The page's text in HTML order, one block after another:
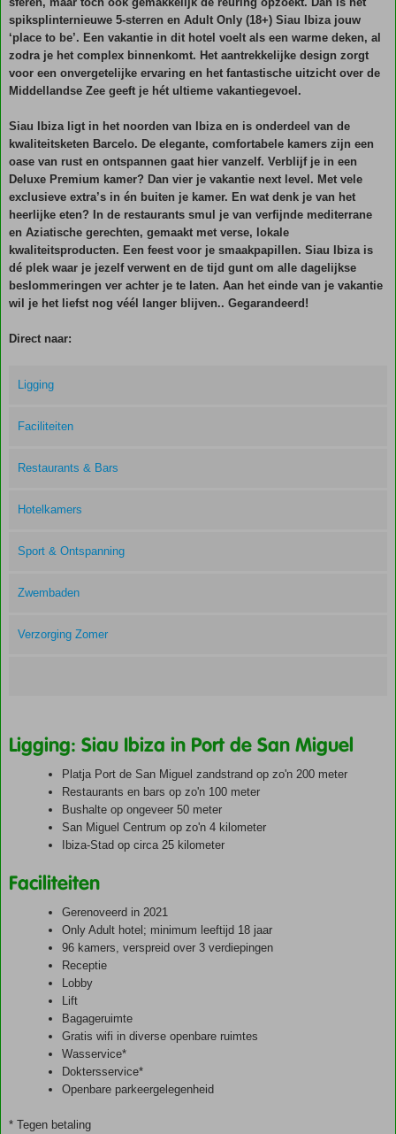
spiksplinternieuwe 5-sterren en Adult Only (18+) Siau Ibiza jouw
‘place to be’. Een vakantie in dit hotel voelt als een warme deken, al
zodra je het complex binnenkomt. Het aantrekkelijke design zorgt
voor een onvergetelijke ervaring en het fantastische uitzicht over de
Middellandse Zee geeft je hét ultieme vakantiegevoel.
Siau Ibiza ligt in het noorden van Ibiza en is onderdeel van de
kwaliteitsketen Barcelo. De elegante, comfortabele kamers zijn een
oase van rust en ontspannen gaat hier vanzelf. Verblijf je in een
Deluxe Premium kamer? Dan vier je vakantie next level. Met vele
exclusieve extra’s in én buiten je kamer. En wat denk je van het
heerlijke eten? In de restaurants smul je van verfijnde mediterrane
en Aziatische gerechten, gemaakt met verse, lokale
kwaliteitsproducten. Een feest voor je smaakpapillen. Siau Ibiza is
dé plek waar je jezelf verwent en de tijd gunt om alle dagelijkse
beslommeringen ver achter je te laten. Aan het einde van je vakantie
wil je het liefst nog véél langer blijven.. Gegarandeerd!
Direct naar:
Ligging
Faciliteiten
Restaurants & Bars
Hotelkamers
Sport & Ontspanning
Zwembaden
Verzorging Zomer
Ligging: Siau Ibiza in Port de San Miguel
Platja Port de San Miguel zandstrand op zo'n 200 meter
Restaurants en bars op zo'n 100 meter
Bushalte op ongeveer 50 meter
San Miguel Centrum op zo'n 4 kilometer
Ibiza-Stad op circa 25 kilometer
Faciliteiten
Gerenoveerd in 2021
Only Adult hotel; minimum leeftijd 18 jaar
96 kamers, verspreid over 3 verdiepingen
Receptie
Lobby
Lift
Bagageruimte
Gratis wifi in diverse openbare ruimtes
Wasservice*
Doktersservice*
Openbare parkeergelegenheid
* Tegen betaling